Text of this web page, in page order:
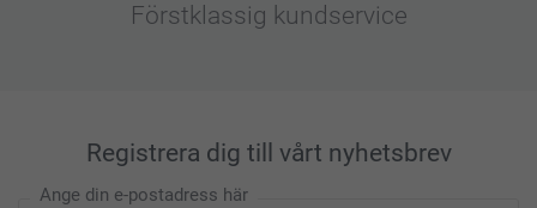
Förstklassig kundservice
Registrera dig till vårt nyhetsbrev
Ange din e-postadress här